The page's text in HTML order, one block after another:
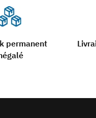
permanent